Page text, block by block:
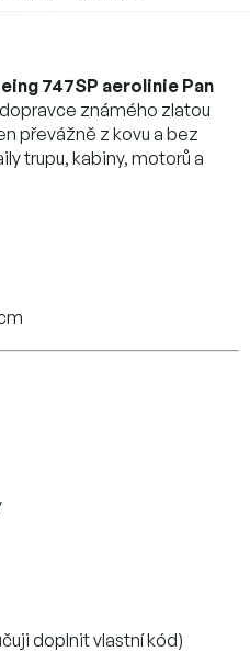
747SP aerolinie Pan
známého zlatou
převážně z kovu a bez
trupu, kabiny, motorů a
doplnit vlastní kód)